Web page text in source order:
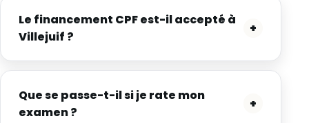
Le financement CPF est-il accepté à
Villejuif ?
+
Que se passe-t-il si je rate mon
examen ?
+